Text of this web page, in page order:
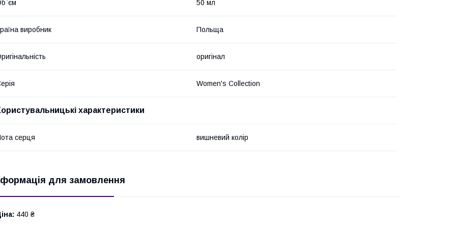
50 мл
виробник Польща
оригінал
Women's Collection
характеристики
серця вишневий колір
для замовлення
440 ₴